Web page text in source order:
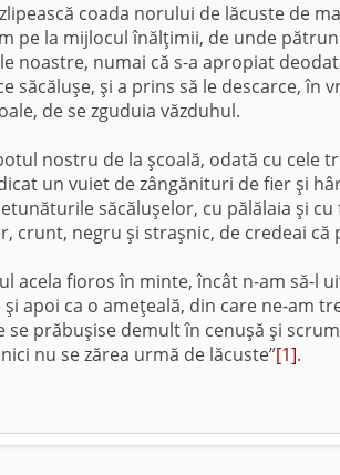
coada no­rului de lăcuste de
pe la mijlocul înălţimii, de unde
noas­tre, numai că s-a apropiat
săcăluşe, şi a prins să le descarce, în
de se zguduia văzduhul.
nostru de la şcoală, odată cu cele
un vuiet de zângănituri de fier şi
săcăluşelor, cu pălălaia şi
crunt, negru şi straşnic, de credeai că
acela fioros în minte, încât n-am să-l
apoi ca o ameţeală, din care ne-am
se prăbuşise demult în cenuşă şi
nu se zărea urmă de lăcuste”[1].